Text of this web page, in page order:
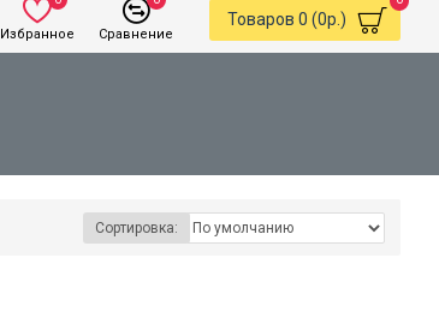
Избранное Сравнение
Товаров 0 (0р.)
Сортировка: